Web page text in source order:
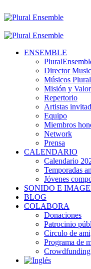
ENSEMBLE
Director
Músicos
Misión y
Repertorio
Artistas
Equipo
Miembros
Network
Prensa
CALENDARIO
Calendario
Temporadas
Jóvenes
SONIDO E
BLOG
COLABORA
Donaciones
Patrocinio
Circulo de
Programa de
Crowdfunding